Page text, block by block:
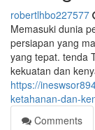
robertlhbo227577
Memasuki dunia
persiapan yang
yang tepat. tenda
kekuatan dan
https://
ketahanan-dan-
Comments